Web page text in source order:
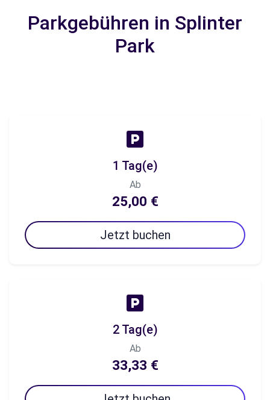
Parkgebühren in Splinter
Park
1 Tag(e)
Ab
25,00 €
Jetzt buchen
2 Tag(e)
Ab
33,33 €